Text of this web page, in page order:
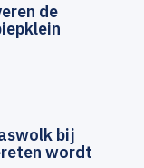
de
bij
wordt